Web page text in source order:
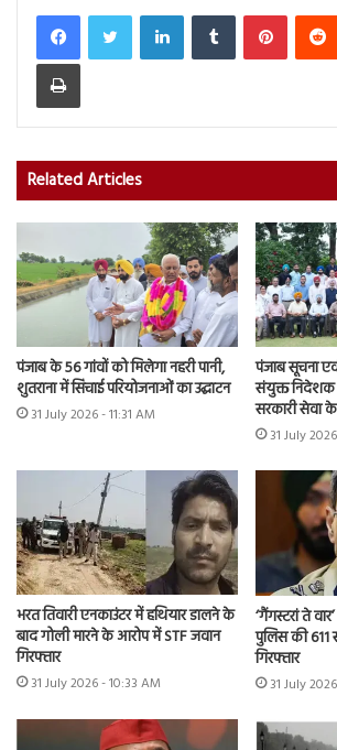
LinkedInTumblr
Print
Related Articles
पंजाब के 56 गांवों को मिलेगा नहरी पानी,
शुतराना में सिंचाई परियोजनाओं का उद्घाटन
31 July 2026 - 11:31 AM
पंजाब सूचना
संयुक्त निदेशक
सरकारी सेवा
31 July
भरत तिवारी एनकाउंटर में हथियार डालने के
बाद गोली मारने के आरोप में STF जवान
गिरफ्तार
31 July 2026 - 10:33 AM
‘गैंगस्टरां ते
पुलिस की 611
गिरफ्तार
31 July